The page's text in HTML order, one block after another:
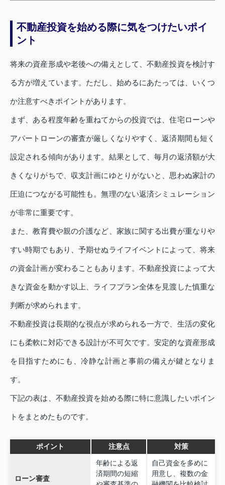
不動産投資を始める際に気をつけたいポイ
ント
将来の資産形成や老後への備えとして、不動産投資を検討す
る方が増えています。ただし、始めるにあたっては、いくつ
か注意すべきポイントがあります。
まず、ある程度年齢を重ねてからの投資では、住宅ローンや
アパートローンの審査が厳しくなりやすく、返済期間も短く
設定される傾向があります。結果として、毎月の返済額が大
きくなりがちで、収支計画にゆとりがないと、思わぬ家計の
圧迫につながる可能性も。無理のない返済シミュレーション
が非常に重要です。
また、教育費や親の介護など、家族に関する出費が重なりや
すい時期でもあり、予期せぬライフイベントによって、将来
の資金計画が変わることもあります。不動産投資によって大
きな資金を動かす以上、ライフプラン全体を見渡した慎重な
判断が求められます。
不動産投資は長期的な視点が求められる一方で、生活の変化
にも柔軟に対応できる設計が不可欠です。安定的な資産形成
を目指すためにも、冷静な計画と事前の備えが鍵となりま
す。
下記の表は、不動産投資を始める際に特に意識したいポイン
トをまとめたものです。
ポイント 注意点 対策
ローン審査
年齢による返
済期間の短縮
自己資金を多めに
用意し、複数の金